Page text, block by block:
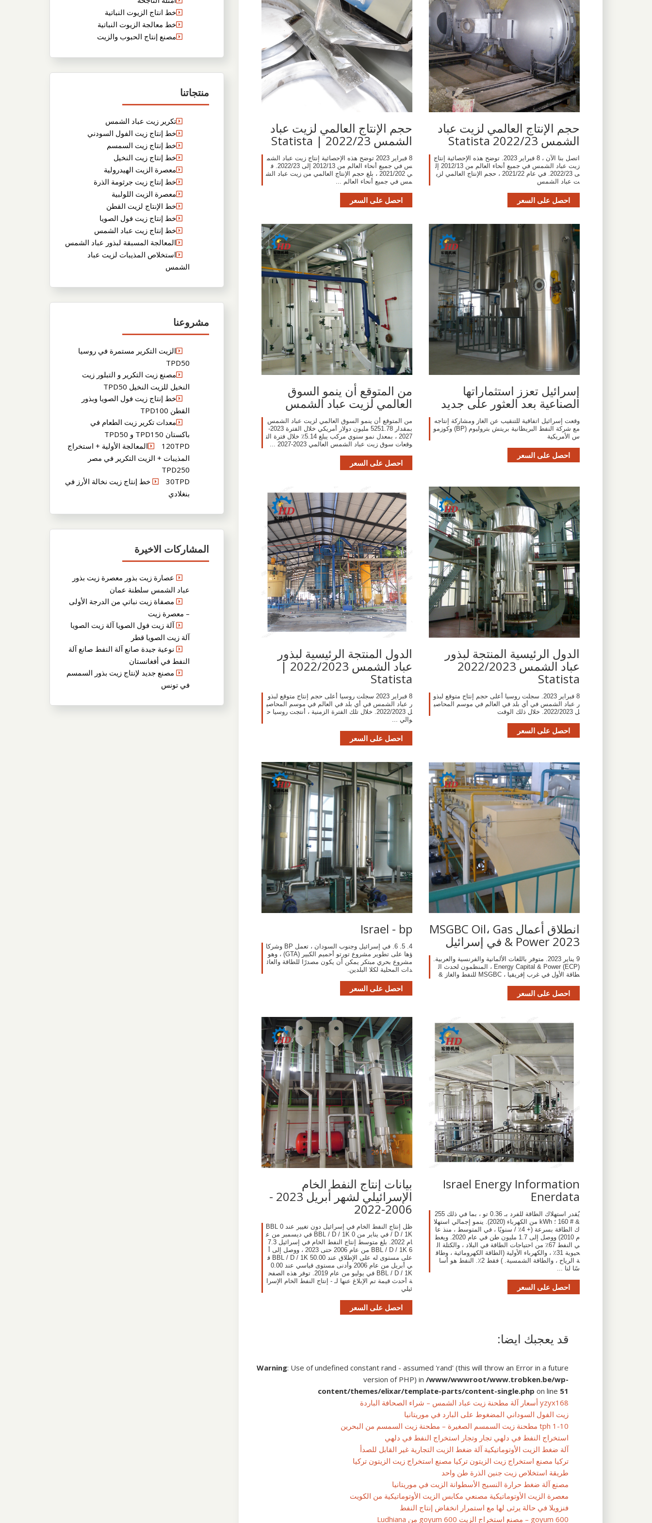
خط انتاج الزيوت النباتية
خط معالجة الزيوت النباتية
مصنع إنتاج الحبوب والزيت
منتجاتنا
تكرير زيت عباد الشمس
خط إنتاج زيت الفول السودني
خط إنتاج زيت السمسم
خط إنتاج زيت النخيل
معصرة الزيت الهيدرولية
خط إنتاج زيت جرثومة الذرة
معصرة الزيت اللولبية
خط الإنتاج لزيت القطن
خط إنتاج زيت فول الصويا
خط إنتاج زيت عباد الشمس
المعالجة المسبقة لبذور عباد الشمس
استخلاص المذيبات لزيت عباد
الشمس
مشروعنا
الزيت التكرير مستمرة في روسيا
TPD50
مصنع زيت التكرير و التبلور زيت
النخيل للزيت النخيل TPD50
خط إنتاج زيت فول الصويا وبذور
القطن TPD100
معدات تكرير زيت الطعام في
باكستان TPD150 و TPD50
120TPDالمعالجة الأولية + استخراج
المذيبات + الزيت التكرير في مصر
TPD250
30TPD خط إنتاج زيت نخالة الأرز في
بنغلادي
المشاركات الاخيرة
عصارة زيت بذور معصرة زيت بذور
عباد الشمس سلطنة عمان
مصفاة زيت نباتي من الدرجة الأولى
– معصرة زيت
آلة زيت فول الصويا آلة زيت الصويا
آلة زيت الصويا قطر
نوعية جيدة صانع آلة النفط صانع آلة
النفط في أفغانستان
مصنع جديد لإنتاج زيت بذور السمسم
في تونس
حجم الإنتاج العالمي لزيت عباد
الشمس 2022/23 Statista
اتصل بنا الآن ، 8 فبراير 2023. توضح هذه الإحصائية إنتاج
زيت عباد الشمس في جميع أنحاء العالم من 2012/13 إل
ى 2022/23. في عام 2021/22 ، حجم الإنتاج العالمي لزي
ت عباد الشمس
احصل على السعر
حجم الإنتاج العالمي لزيت عباد
الشمس 2022/23 | Statista
8 فبراير 2023 توضح هذه الإحصائية إنتاج زيت عباد الشم
س في جميع أنحاء العالم من 2012/13 إلى 2022/23. ف
ي 2021/202 ، بلغ حجم الإنتاج العالمي من زيت عباد الش
مس في جميع أنحاء العالم ...
احصل على السعر
إسرائيل تعزز استثماراتها
الصناعية بعد العثور على جديد
وقعت إسرائيل اتفاقية للتنقيب عن الغاز ومشاركة إنتاجه
مع شركة النفط البريطانية بريتش بتروليوم (BP) وكوزمو
س الأمريكية
احصل على السعر
من المتوقع أن ينمو السوق
العالمي لزيت عباد الشمس
من المتوقع أن ينمو السوق العالمي لزيت عباد الشمس
بمقدار 5251.78 مليون دولار أمريكي خلال الفترة 2023-
2027 ، بمعدل نمو سنوي مركب يبلغ 5.14٪ خلال فترة الت
وقعات سوق زيت عباد الشمس العالمي 2023-2027 ...
احصل على السعر
الدول الرئيسية المنتجة لبذور
عباد الشمس 2022/2023
Statista
8 فبراير 2023. سجلت روسيا أعلى حجم إنتاج متوقع لبذو
ر عباد الشمس في أي بلد في العالم في موسم المحاصي
ل 2022/2023. خلال ذلك الوقت
احصل على السعر
الدول المنتجة الرئيسية لبذور
عباد الشمس 2022/2023 |
Statista
8 فبراير 2023 سجلت روسيا أعلى حجم إنتاج متوقع لبذو
ر عباد الشمس في أي بلد في العالم في موسم المحاصي
ل 2022/2023. خلال تلك الفترة الزمنية ، أنتجت روسيا ح
والي ...
احصل على السعر
انطلاق أعمال MSGBC Oil، Gas
& Power 2023 في إسرائيل
9 يناير 2023. متوفر باللغات الألمانية والفرنسية والعربية.
Energy Capital & Power (ECP) ، المنظمون لحدث ال
طاقة الأول في غرب إفريقيا ، MSGBC للنفط والغاز &
احصل على السعر
Israel - bp
4. 5. 6. في إسرائيل وجنوب السودان ، تعمل BP وشركا
ؤها على تطوير مشروع تورتو أحميم الكبير (GTA) ، وهو
مشروع بحري مبتكر يمكن أن يكون مصدرًا للطاقة والعائ
دات المحلية لكلا البلدين.
احصل على السعر
Israel Energy Information
Enerdata
يُقدر استهلاك الطاقة للفرد بـ 0.36 تو ، بما في ذلك 255
& # 160 ؛ kWh من الكهرباء (2020). ينمو إجمالي استهلا
ك الطاقة بسرعة (+ 4٪ / سنويًا ، في المتوسط ، منذ عا
م 2010) ووصل إلى 1.7 مليون طن في عام 2020. ويغط
ي النفط 67٪ من احتياجات الطاقة في البلاد ، والكتلة ال
حيوية 31٪ ، والكهرباء الأولية (الطاقة الكهرومائية ، وطاق
ة الرياح ، والطاقة الشمسية. ) فقط 2٪. النفط هو أسا
سًا لنا ...
احصل على السعر
بيانات إنتاج النفط الخام
الإسرائيلي لشهر أبريل 2023 -
2006-2022
ظل إنتاج النفط الخام في إسرائيل دون تغيير عند 0 BBL
/ D / 1K في يناير من 0 BBL / D / 1K في ديسمبر من ع
ام 2022. بلغ متوسط إنتاج النفط الخام في إسرائيل 7.3
6 BBL / D / 1K من عام 2006 حتى 2023 ، ووصل إلى أ
على مستوى له على الإطلاق عند 50.00 BBL / D / 1K ف
ي أبريل من عام 2006 وأدنى مستوى قياسي عند 0.00
BBL / D / 1K في يوليو من عام 2019. توفر هذه الصفح
ة أحدث قيمة تم الإبلاغ عنها لـ - إنتاج النفط الخام الإسرا
ئيلي
احصل على السعر
قد يعجبك ايضا:
Warning: Use of undefined constant rand - assumed 'rand' (this will throw an Error in a future
version of PHP) in /www/wwwroot/www.trobken.be/wp-
content/themes/elixar/template-parts/content-single.php on line 51
yzyx168 أسعار آلة مطحنة زيت عباد الشمس – شراء الصحافة الباردة
زيت الفول السوداني المضغوط على البارد في موريتانيا
1-10 tph مطحنة زيت السمسم الصغيرة – مطحنة زيت السمسم من البحرين
استخراج النفط في دلهي تجار وتجار استخراج النفط في دلهي
آلة ضغط الزيت الأوتوماتيكية آلة ضغط الزيت التجارية غير القابل للصدأ
تركيا مصنع استخراج زيت الزيتون تركيا مصنع استخراج زيت الزيتون تركيا
طريقة استخلاص زيت جنين الذرة طن واحد
مصنع آلة ضغط حرارة النسيج الأسطوانة الزيت في موريتانيا
معصرة الزيت الأوتوماتيكية مصنعي مكابس الزيت الأوتوماتيكية من الكويت
فنزويلا في حالة يرثى لها مع استمرار انخفاض إنتاج النفط
goyum 600 – مصنع استخراج الزيت goyum 600 من Ludhiana